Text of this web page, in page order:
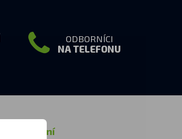
ODBORNÍCI
NA TELEFONU
Ostatní